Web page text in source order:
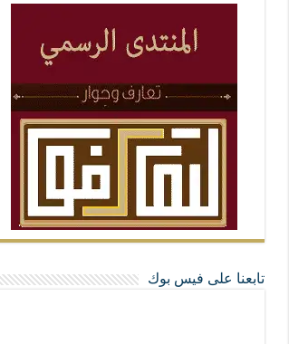
تابعنا على فيس بوك